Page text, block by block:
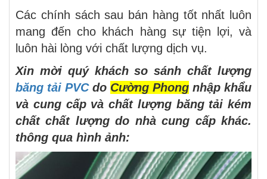
Các chính sách sau bán hàng tốt nhất luôn
mang đến cho khách hàng sự tiện lợi, và
luôn hài lòng với chất lượng dịch vụ.
Xin mời quý khách so sánh chất lượng
băng tải PVCdo Cường Phong nhập khẩu
và cung cấp và chất lượng băng tải kém
chất chất lượng do nhà cung cấp khác.
thông qua hình ảnh: